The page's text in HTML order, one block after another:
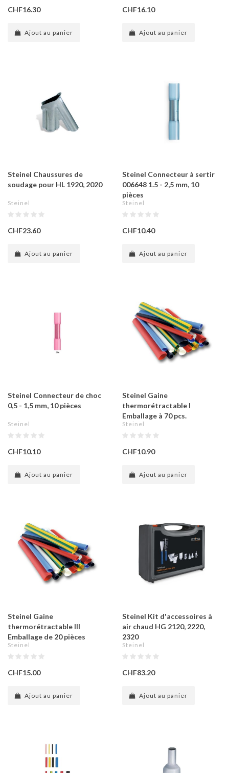
CHF16.30
Ajout au panier
CHF16.10
Ajout au panier
Steinel Chaussures de
soudage pour HL 1920, 2020
Steinel
CHF23.60
Ajout au panier
Steinel Connecteur à sertir
006648 1.5 - 2,5 mm, 10
pièces
Steinel
CHF10.40
Ajout au panier
Steinel Connecteur de choc
0,5 - 1,5 mm, 10 pièces
Steinel
CHF10.10
Ajout au panier
Steinel Gaine
thermorétractable I
Emballage à 70 pcs.
Steinel
CHF10.90
Ajout au panier
Steinel Gaine
thermorétractable III
Emballage de 20 pièces
Steinel
CHF15.00
Ajout au panier
Steinel Kit d'accessoires à
air chaud HG 2120, 2220,
2320
Steinel
CHF83.20
Ajout au panier